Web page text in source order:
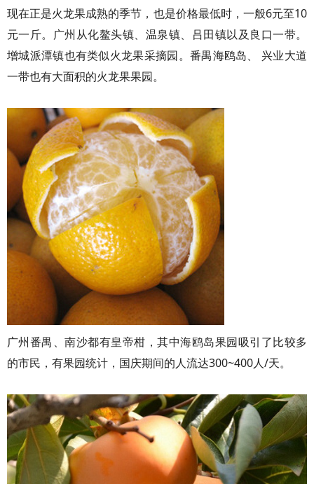
现在正是火龙果成熟的季节，也是价格最低时，一般6元至10
元一斤。广州从化鳌头镇、温泉镇、吕田镇以及良口一带。
增城派潭镇也有类似火龙果采摘园。番禺海鸥岛、 兴业大道
一带也有大面积的火龙果果园。
广州番禺、南沙都有皇帝柑，其中海鸥岛果园吸引了比较多
的市民，有果园统计，国庆期间的人流达300~400人/天。